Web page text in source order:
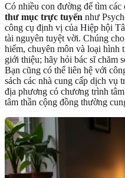
Có nhiều con đường để tìm
thư mục trực tuyến như
công cụ định vị của Hiệp hội
tài nguyên tuyệt vời. Chúng
hiểm, chuyên môn và loại
giới thiệu; hãy hỏi bác sĩ chăm
Bạn cũng có thể liên hệ với
sách các nhà cung cấp dịch vụ
địa phương có chương trình
tâm thần cộng đồng thường